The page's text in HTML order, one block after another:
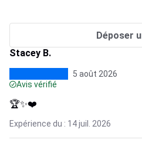
Déposer
Stacey B.
5 août 2026
Avis vérifié
🏆✨❤️
Expérience du : 14 juil. 2026